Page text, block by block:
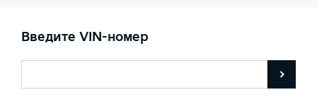
Введите VIN-номер